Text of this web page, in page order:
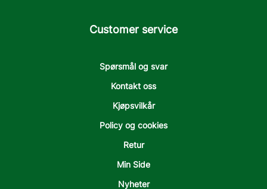
Customer service
Spørsmål og svar
Kontakt oss
Kjøpsvilkår
Policy og cookies
Retur
Min Side
Nyheter